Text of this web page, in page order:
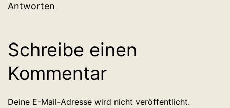
Antworten
Schreibe einen
Kommentar
Deine E-Mail-Adresse wird nicht veröffentlicht.